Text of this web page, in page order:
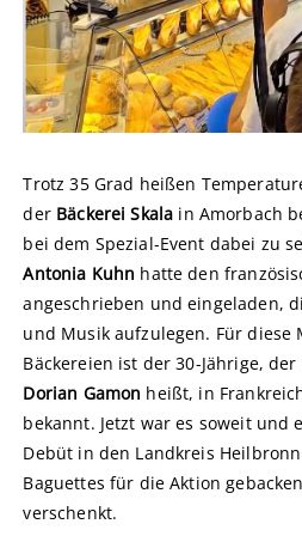
Trotz 35 Grad heißen
der Bäckerei Skala in Amorbach
bei dem Spezial-Event dabei zu
Antonia Kuhn hatte den
angeschrieben und eingeladen,
und Musik aufzulegen. Für diese
Bäckereien ist der 30-Jährige,
Dorian Gamon heißt, in
bekannt. Jetzt war es soweit und
Debüt in den Landkreis
Baguettes für die Aktion
verschenkt.